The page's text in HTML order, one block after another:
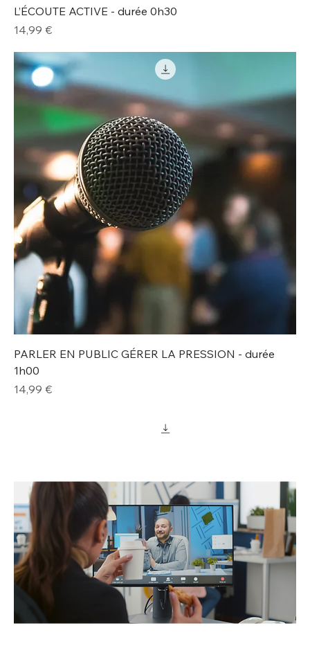
L’ÉCOUTE ACTIVE - durée 0h30
Prix
14,99 €
PARLER EN PUBLIC GÉRER LA PRESSION - durée
1h00
Prix
14,99 €